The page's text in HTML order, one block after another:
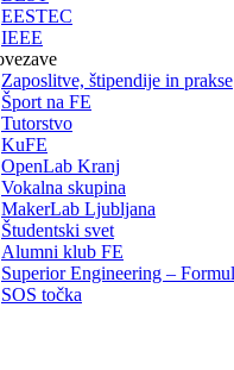
EESTEC
IEEE
Zaposlitve, štipendije in prakse
Šport na FE
Tutorstvo
KuFE
OpenLab Kranj
Vokalna skupina
MakerLab Ljubljana
Študentski svet
Alumni klub FE
Superior Engineering –
SOS točka